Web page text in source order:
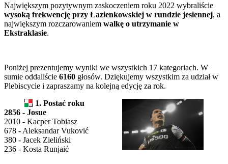
Największym pozytywnym zaskoczeniem roku 2022 wybraliście
wysoką frekwencję przy Łazienkowskiej w rundzie jesiennej, a
największym rozczarowaniem walkę o utrzymanie w
Ekstraklasie.
Poniżej prezentujemy wyniki we wszystkich 17 kategoriach. W
sumie oddaliście 6160 głosów. Dziękujemy wszystkim za udział w
Plebiscycie i zapraszamy na kolejną edycję za rok.
1. Postać roku
2856 - Josue
2010 - Kacper Tobiasz
678 - Aleksandar Vuković
380 - Jacek Zieliński
236 - Kosta Runjaić